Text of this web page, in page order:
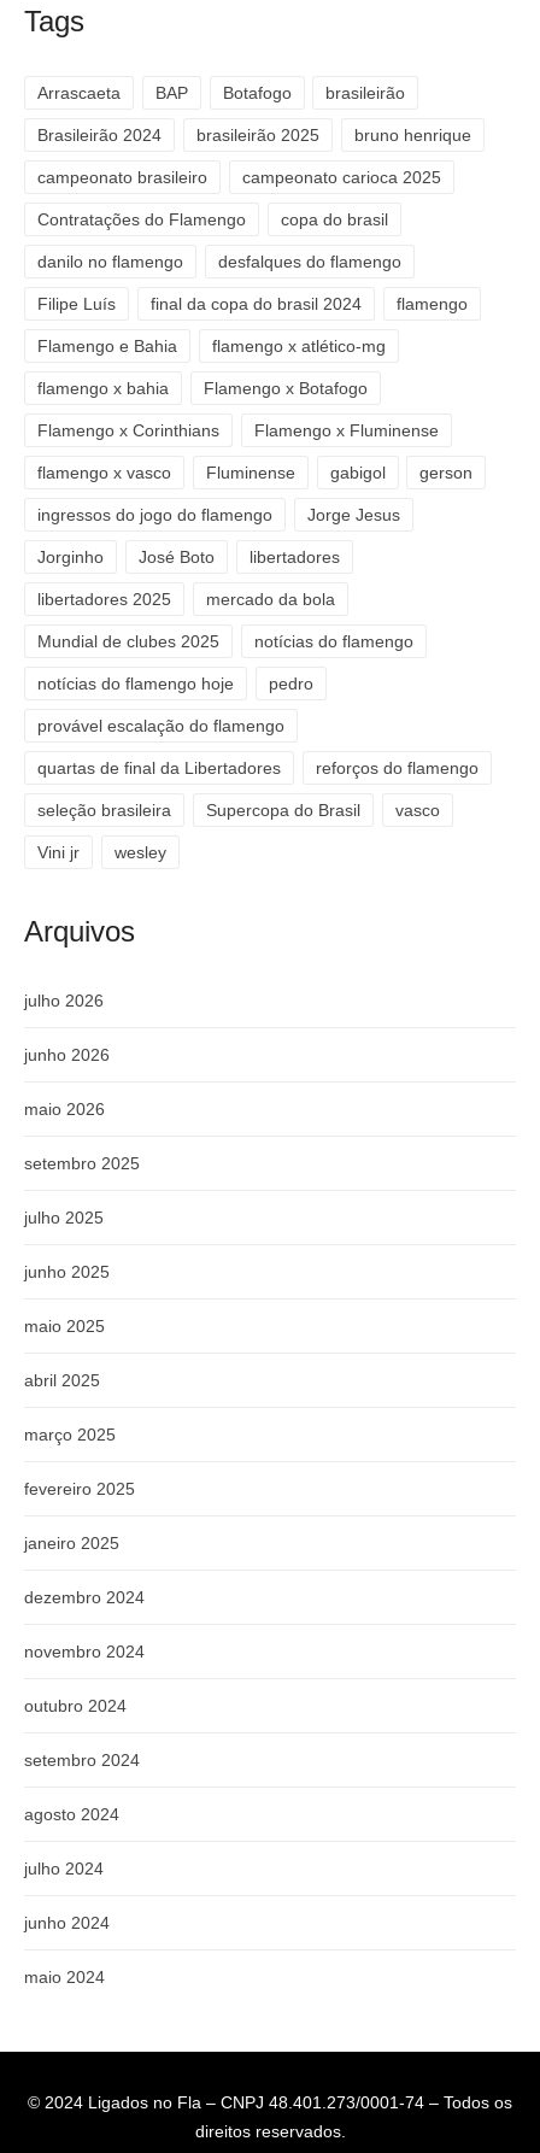
Tags
Arrascaeta BAP Botafogo brasileirão
Brasileirão 2024 brasileirão 2025 bruno henrique
campeonato brasileiro campeonato carioca 2025
Contratações do Flamengo copa do brasil
danilo no flamengo desfalques do flamengo
Filipe Luís final da copa do brasil 2024 flamengo
Flamengo e Bahia flamengo x atlético-mg
flamengo x bahia Flamengo x Botafogo
Flamengo x Corinthians Flamengo x Fluminense
flamengo x vasco Fluminense gabigol gerson
ingressos do jogo do flamengo Jorge Jesus
Jorginho José Boto libertadores
libertadores 2025 mercado da bola
Mundial de clubes 2025 notícias do flamengo
notícias do flamengo hoje pedro
provável escalação do flamengo
quartas de final da Libertadores reforços do flamengo
seleção brasileira Supercopa do Brasil vasco
Vini jr wesley
Arquivos
julho 2026
junho 2026
maio 2026
setembro 2025
julho 2025
junho 2025
maio 2025
abril 2025
março 2025
fevereiro 2025
janeiro 2025
dezembro 2024
novembro 2024
outubro 2024
setembro 2024
agosto 2024
julho 2024
junho 2024
maio 2024
© 2024 Ligados no Fla – CNPJ 48.401.273/0001-74 – Todos os
direitos reservados.